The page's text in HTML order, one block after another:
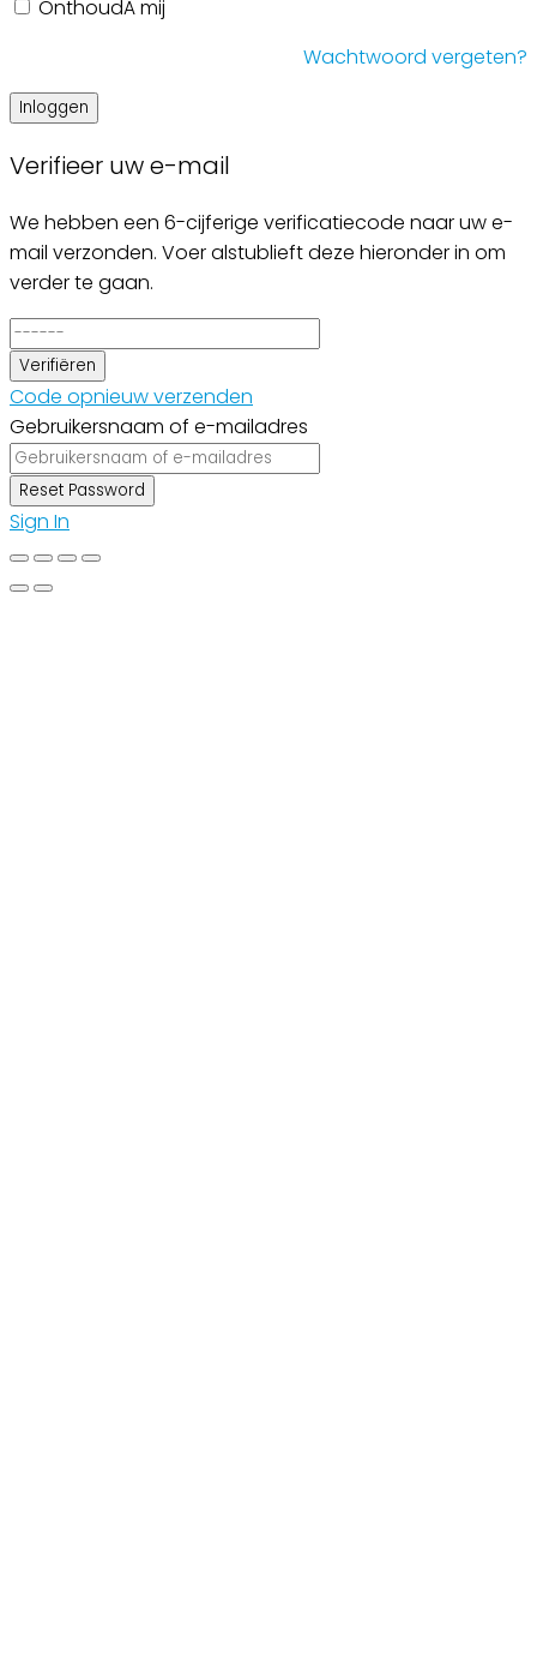
Inloggen
Verifieer uw e-mail
We hebben een 6-cijferige verificatiecode naar uw e-
mail verzonden. Voer alstublieft deze hieronder in om
verder te gaan.
Verifiëren
Code opnieuw verzenden
Gebruikersnaam of e-mailadres
Reset Password
Sign In